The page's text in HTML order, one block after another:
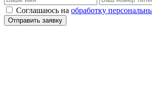
Соглашаюсь на обработку
Отправить заявку